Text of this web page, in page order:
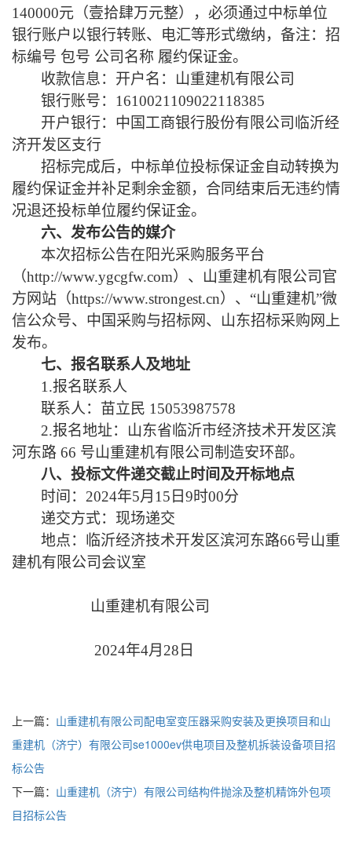
140000元（壹拾肆万元整）
，必须通过中标单位
银行账户以银行转账、电汇等形式缴纳，备注：招
标编号 包号 公司名称 履约保证金。
收款信息：开户名：山重建机有限公司
银行账号： 1610021109022118385
开户银行：中国工商银行股份有限公司临沂经
济开发区支行
招标完成后，中标单位投标保证金自动转换为
履约保证金并补足剩余金额， 合同结束后无违约情
况退还投标单位履约保证金。
六、发布公告的媒介
本次招标公告在阳光采购服务平台
（http://www.ygcgfw.com）、山重建机有限公司官
方网站（https://www.strongest.cn）、“山重建机”微
信公众号、中国采购与招标网、山东招标采购网上
发布。
七、报名联系人及地址
1.报名联系人
联系人：苗立民 15053987578
2.报名地址：山东省临沂市经济技术开发区滨
河东路 66 号山重建机有限公司制造安环部。
八、投标文件递交截止时间及开标地点
时间： 2024年5月15日9时00分
递交方式：现场递交
地点：临沂经济技术开发区滨河东路66号山重
建机有限公司会议室
山重建机有限公司
2024年4月28日
上一篇： 山重建机有限公司配电室变压器采购安装及更换项目和山
重建机（济宁）有限公司se1000ev供电项目及整机拆装设备项目招
标公告
下一篇： 山重建机（济宁）有限公司结构件抛涂及整机精饰外包项
目招标公告